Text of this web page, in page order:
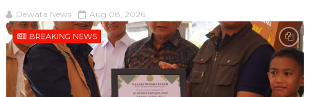
Dewata News Aug 08, 2026
BREAKING NEWS